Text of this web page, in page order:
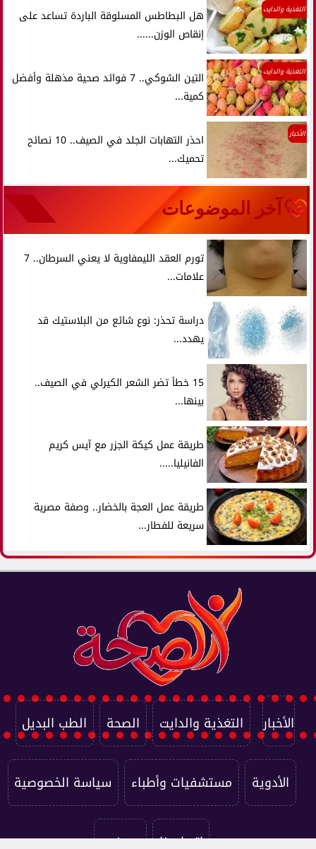
التغذية والدايت
هل البطاطس المسلوقة الباردة تساعد على
إنقاص الوزن......
التغذية والدايت
التين الشوكي.. 7 فوائد صحية مذهلة وأفضل
كمية...
الأخبار
احذر التهابات الجلد في الصيف.. 10 نصائح
تحميك...
آخر الموضوعات
تورم العقد الليمفاوية لا يعني السرطان.. 7
علامات...
دراسة تحذر: نوع شائع من البلاستيك قد
يهدد...
15 خطأ تضر الشعر الكيرلي في الصيف..
بينها...
طريقة عمل كيكة الجزر مع آيس كريم
الفانيليا.....
طريقة عمل العجة بالخضار.. وصفة مصرية
سريعة للفطار...
الأخبار التغذية والدايت الصحة الطب البديل
الأدوية مستشفيات وأطباء سياسة الخصوصية
اتصل بنا من نحن